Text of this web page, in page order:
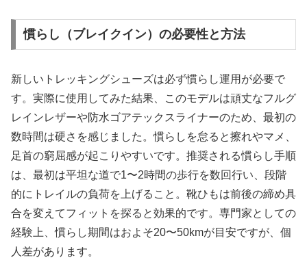
慣らし（ブレイクイン）の必要性と方法
新しいトレッキングシューズは必ず慣らし運用が必要で
す。実際に使用してみた結果、このモデルは頑丈なフルグ
レインレザーや防水ゴアテックスライナーのため、最初の
数時間は硬さを感じました。慣らしを怠ると擦れやマメ、
足首の窮屈感が起こりやすいです。推奨される慣らし手順
は、最初は平坦な道で1〜2時間の歩行を数回行い、段階
的にトレイルの負荷を上げること。靴ひもは前後の締め具
合を変えてフィットを探ると効果的です。専門家としての
経験上、慣らし期間はおよそ20〜50kmが目安ですが、個
人差があります。